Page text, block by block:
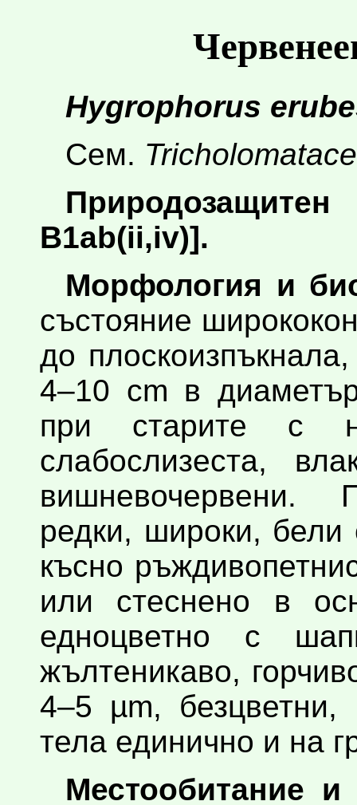
Hygrophorus
Сем.
B1ab(ii,iv)].
Морфология и
състояние
до
4–10 cm в
при старите с
слабослизеста,
вишневочервени.
редки, широки, бели
късно
или стеснено в
едноцветно с
жълтеникаво,
4–5 µm, безцветни,
тела единично и на
Местообитание и